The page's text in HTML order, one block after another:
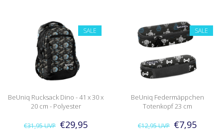
SALE
BeUniq Rucksack Dino - 41 x 30 x
20 cm - Polyester
€31,95UVP €29,95
SALE
BeUniq Federmäppchen
Totenkopf 23 cm
€12,95UVP €7,95